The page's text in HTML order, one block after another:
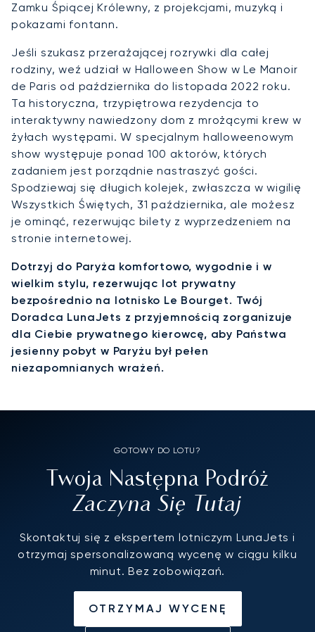
Zamku Śpiącej Królewny, z projekcjami, muzyką i
pokazami fontann.
Jeśli szukasz przerażającej rozrywki dla całej
rodziny, weź udział w Halloween Show w Le Manoir
de Paris od października do listopada 2022 roku.
Ta historyczna, trzypiętrowa rezydencja to
interaktywny nawiedzony dom z mrożącymi krew w
żyłach występami. W specjalnym halloweenowym
show występuje ponad 100 aktorów, których
zadaniem jest porządnie nastraszyć gości.
Spodziewaj się długich kolejek, zwłaszcza w wigilię
Wszystkich Świętych, 31 października, ale możesz
je ominąć, rezerwując bilety z wyprzedzeniem na
stronie internetowej.
Dotrzyj do Paryża komfortowo, wygodnie i w
wielkim stylu, rezerwując lot prywatny
bezpośrednio na lotnisko Le Bourget. Twój
Doradca LunaJets z przyjemnością zorganizuje
dla Ciebie prywatnego kierowcę, aby Państwa
jesienny pobyt w Paryżu był pełen
niezapomnianych wrażeń.
GOTOWY DO LOTU?
Twoja Następna Podróż
Zaczyna Się Tutaj
Skontaktuj się z ekspertem lotniczym LunaJets i
otrzymaj spersonalizowaną wycenę w ciągu kilku
minut. Bez zobowiązań.
OTRZYMAJ WYCENĘ